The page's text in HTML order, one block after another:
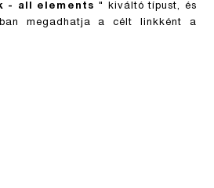
- all elements " kiváltó típust, és
megadhatja a célt linkként a